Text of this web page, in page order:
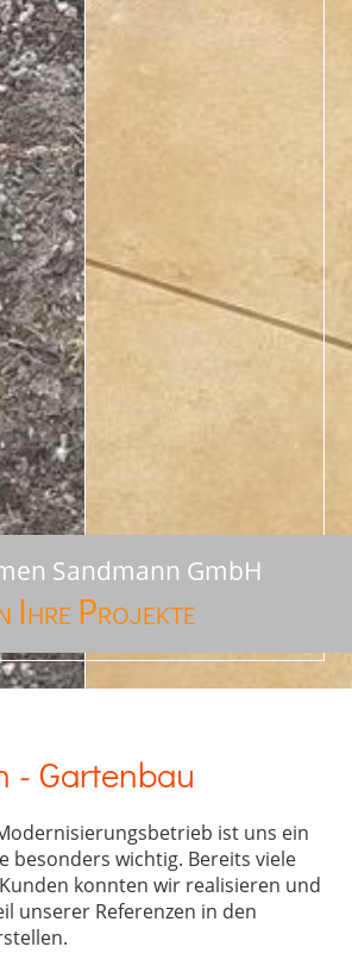
Sandmann GmbH
IHRE PROJEKTE
- Gartenbau
ist uns ein
besonders wichtig. Bereits viele
konnten wir realisieren und
unserer Referenzen in den